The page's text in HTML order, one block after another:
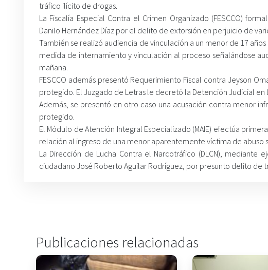
tráfico ilícito de drogas.
La Fiscalía Especial Contra el Crimen Organizado (FESCCO)
Danilo Hernández Díaz por el delito de extorsión en perjuicio de
También se realizó audiencia de vinculación a un menor de 17
medida de internamiento y vinculación al proceso señalándose
mañana.
FESCCO además presentó Requerimiento Fiscal contra Jeyson
protegido. El Juzgado de Letras le decretó la Detención Judicial en
Además, se presentó en otro caso una acusación contra menor
protegido.
El Módulo de Atención Integral Especializado (MAIE) efectúa
relación al ingreso de una menor aparentemente víctima de abuso
La Dirección de Lucha Contra el Narcotráfico (DLCN),
ciudadano José Roberto Aguilar Rodríguez, por presunto delito de
Publicaciones relacionadas